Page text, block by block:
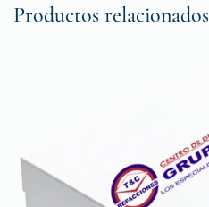
Productos relacionados